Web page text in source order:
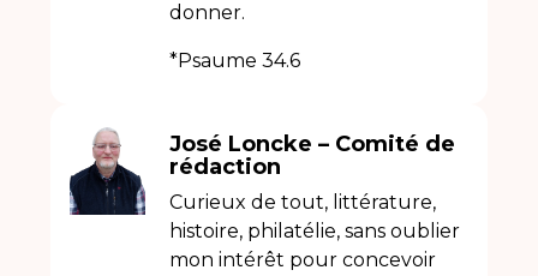
donner.
*Psaume 34.6
José Loncke – Comité de
rédaction
Curieux de tout, littérature,
histoire, philatélie, sans oublier
mon intérêt pour concevoir